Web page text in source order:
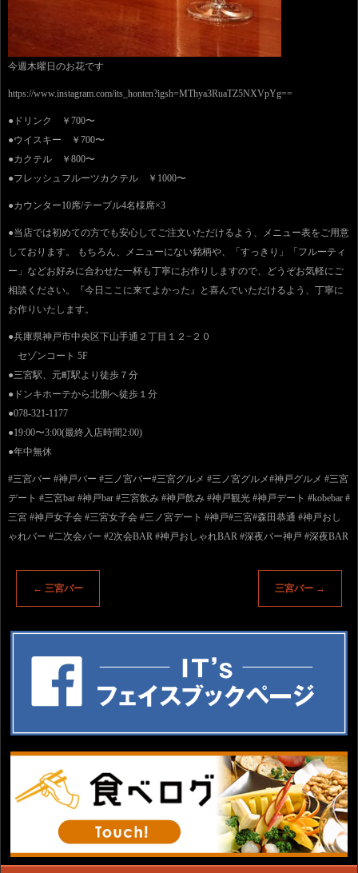
今週木曜日のお花です
https://www.instagram.com/its_honten?igsh=MThya3RuaTZ5NXVpYg==
●ドリンク ￥700〜
●ウイスキー ￥700〜
●カクテル ￥800〜
●フレッシュフルーツカクテル ￥1000〜
●カウンター10席/テーブル4名様席×3
●当店では初めての方でも安心してご注文いただけるよう、メニュー表をご用意
しております。 もちろん、メニューにない銘柄や、「すっきり」「フルーティ
ー」などお好みに合わせた一杯も丁寧にお作りしますので、どうぞお気軽にご
相談ください。『今日ここに来てよかった』と喜んでいただけるよう、丁寧に
お作りいたします。
●兵庫県神戸市中央区下山手通２丁目１２−２０
セゾンコート 5F
●三宮駅、元町駅より徒歩７分
●ドンキホーテから北側へ徒歩１分
●078-321-1177
●19:00〜3:00(最終入店時間2:00)
●年中無休
#三宮バー #神戸バー #三ノ宮バー#三宮グルメ #三ノ宮グルメ#神戸グルメ #三宮
デート #三宮bar #神戸bar #三宮飲み #神戸飲み #神戸観光 #神戸デート #kobebar #
三宮 #神戸女子会 #三宮女子会 #三ノ宮デート #神戸#三宮#森田恭通 #神戸おし
ゃれバー #二次会バー #2次会BAR #神戸おしゃれBAR #深夜バー神戸 #深夜BAR
← 三宮バー 三宮バー →